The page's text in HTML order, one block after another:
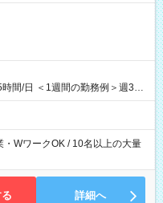
間/日 ＜1週間の勤務例＞週3回
日 好きな時にお仕事
WワークOK / 10名以上の大量
詳細へ